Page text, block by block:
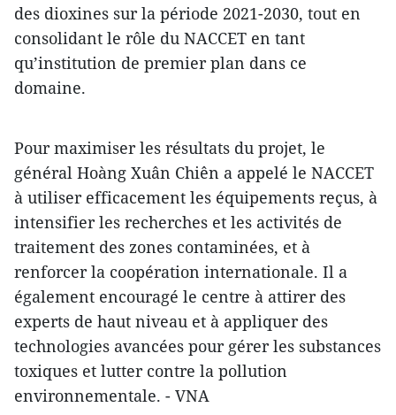
des dioxines sur la période 2021-2030, tout en
consolidant le rôle du NACCET en tant
qu’institution de premier plan dans ce
domaine.
Pour maximiser les résultats du projet, le
général Hoàng Xuân Chiên a appelé le NACCET
à utiliser efficacement les équipements reçus, à
intensifier les recherches et les activités de
traitement des zones contaminées, et à
renforcer la coopération internationale. Il a
également encouragé le centre à attirer des
experts de haut niveau et à appliquer des
technologies avancées pour gérer les substances
toxiques et lutter contre la pollution
environnementale. - VNA